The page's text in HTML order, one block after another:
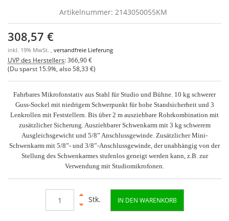
Artikelnummer: 2143050055KM
308,57 €
inkl. 19% MwSt. , versandfreie Lieferung
UVP des Herstellers:366,90 €
(Du sparst 15.9% , also 58,33 €)
Fahrbares Mikrofonstativ aus Stahl für Studio und Bühne. 10 kg schwerer
Guss-Sockel mit niedrigem Schwerpunkt für hohe Standsicherheit und 3
Lenkrollen mit Feststellern. Bis über 2 m ausziehbare Rohrkombination mit
zusätzlicher Sicherung. Ausziehbarer Schwenkarm mit 3 kg schwerem
Ausgleichsgewicht und 5/8” Anschlussgewinde. Zusätzlicher Mini-
Schwenkarm mit 5/8”- und 3/8”-Anschlussgewinde, der unabhängig von der
Stellung des Schwenkarmes stufenlos geneigt werden kann, z.B. zur
Verwendung mit Studiomikrofonen.
Stk. IN DEN WARENKORB